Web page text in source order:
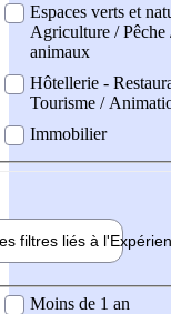
Espaces verts et
Agriculture / Pêche
animaux
Hôtellerie -
Tourisme /
Immobilier
filtres liés à l'
demandée
Moins de 1 an